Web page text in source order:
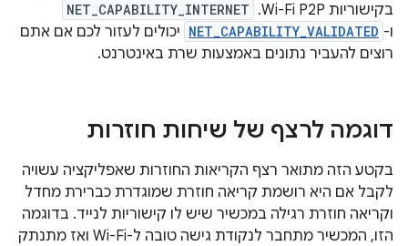
בקישוריות Wi-Fi P2P. ‫
NET_CAPABILITY_INTERNET
ו- NET_CAPABILITY_VALIDATED יכולים לעזור לכם אם אתם
רוצים להעביר נתונים באמצעות שרת באינטרנט.
דוגמה לרצף של שיחות חוזרות
בקטע הזה מתואר רצף הקריאות החוזרות שאפליקציה עשויה
לקבל אם היא רושמת קריאה חוזרת שמוגדרת כברירת מחדל
וקריאה חוזרת רגילה במכשיר שיש לו קישוריות לנייד. בדוגמה
הזו, המכשיר מתחבר לנקודת גישה טובה ל-Wi-Fi ואז מתנתק